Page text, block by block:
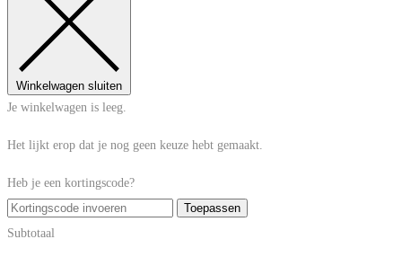
Winkelwagen sluiten
Je winkelwagen is leeg.
Het lijkt erop dat je nog geen keuze hebt gemaakt.
Heb je een kortingscode?
Toepassen
Subtotaal